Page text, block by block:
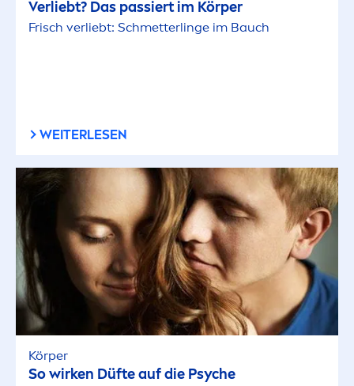
Verliebt? Das passiert im Körper
Frisch verliebt: Schmetterlinge im Bauch
WEITERLESEN
Körper
So wirken Düfte auf die Psyche